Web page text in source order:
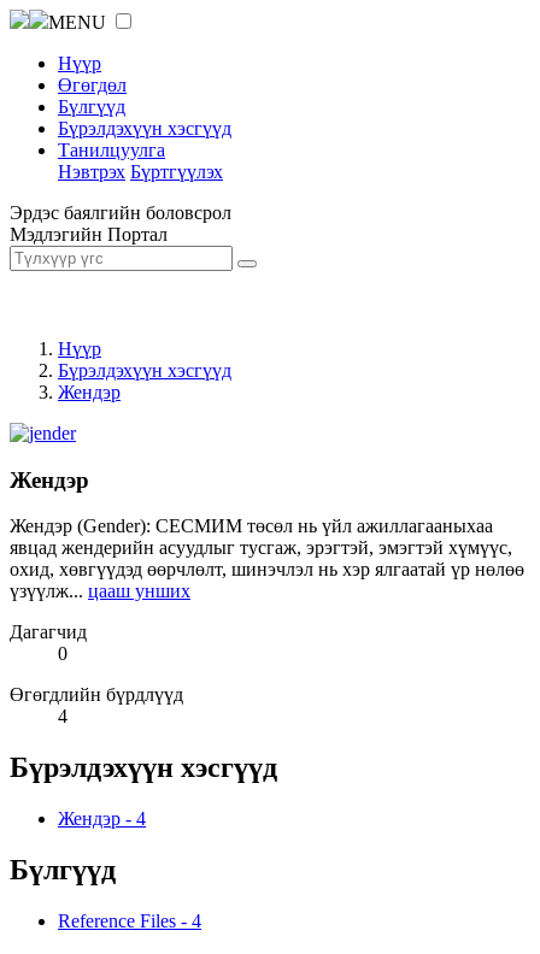
MENU
Нүүр
Өгөгдөл
Бүлгүүд
Бүрэлдэхүүн хэсгүүд
Танилцуулга
Нэвтрэх Бүртгүүлэх
Эрдэс баялгийн боловсрол
Мэдлэгийн Портал
Нүүр
Бүрэлдэхүүн хэсгүүд
Жендэр
Жендэр
Жендэр (Gender): СЕСМИМ төсөл нь үйл ажиллагааныхаа
явцад жендерийн асуудлыг тусгаж, эрэгтэй, эмэгтэй хүмүүс,
охид, хөвгүүдэд өөрчлөлт, шинэчлэл нь хэр ялгаатай үр нөлөө
үзүүлж... цааш унших
Дагагчид
0
Өгөгдлийн бүрдлүүд
4
Бүрэлдэхүүн хэсгүүд
Жендэр - 4
Бүлгүүд
Reference Files - 4